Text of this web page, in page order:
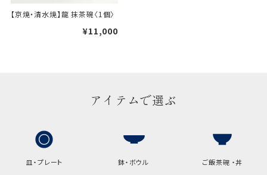
ギフト袋について
手提げ袋について
【京焼・清水焼】龍 抹茶碗〈1個〉
¥11,000
アイテムで選ぶ
皿・プレート 鉢・ボウル ご飯茶碗 ・丼